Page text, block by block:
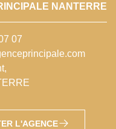
NANTERRE
07
L'AGENCE